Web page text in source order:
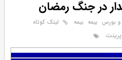
در جنگ رمضان
و بورس بيمه بیمه
لینک کوتاه
پرینت